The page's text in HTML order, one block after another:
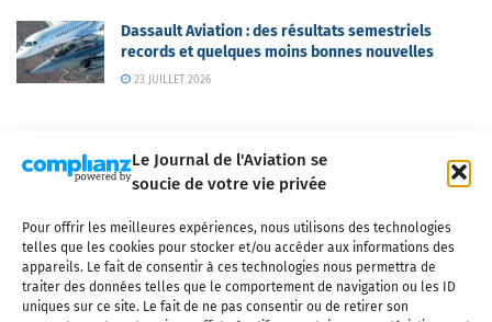
Le Journal de l'Aviation se
soucie de votre vie privée
Pour offrir les meilleures expériences, nous utilisons des technologies
telles que les cookies pour stocker et/ou accéder aux informations des
appareils. Le fait de consentir à ces technologies nous permettra de
traiter des données telles que le comportement de navigation ou les ID
uniques sur ce site. Le fait de ne pas consentir ou de retirer son
Dassault Aviation : des résultats semestriels
records et quelques moins bonnes nouvelles
23 JUILLET 2026
Qui sommes-nous ? Nous contacter
Partenaires
Mentions légales
CGV Politique de confidentialité Cookies